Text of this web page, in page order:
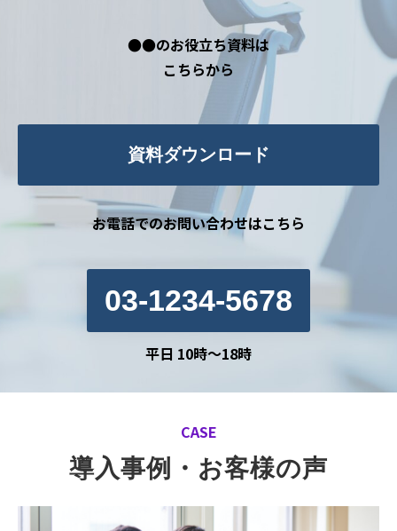
●●のお役立ち資料は
こちらから
資料ダウンロード
お電話でのお問い合わせはこちら
03-1234-5678
平日 10時～18時
CASE
導入事例・お客様の声